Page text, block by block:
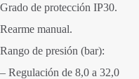
Grado de protección IP30.
Rearme manual.
Rango de presión (bar):
– Regulación de 8,0 a 32,0